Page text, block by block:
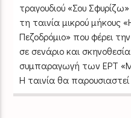
τραγουδιού «Σου
τη ταινία μικρού μήκους
Πεζοδρόμιο» που φέρει
σε σενάριο και
συμπαραγωγή των ΕΡΤ
Η ταινία θα παρουσιαστεί